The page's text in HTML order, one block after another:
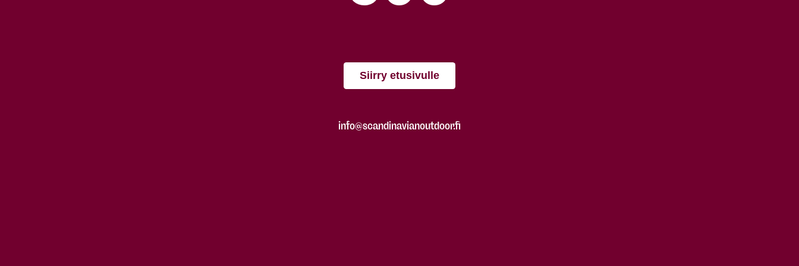
Siirry etusivulle
info@scandinavianoutdoor.fi